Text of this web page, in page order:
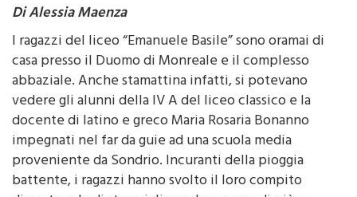
Di Alessia Maenza
I ragazzi del liceo “Emanuele Basile” sono oramai di
casa presso il Duomo di Monreale e il complesso
abbaziale. Anche stamattina infatti, si potevano
vedere gli alunni della IV A del liceo classico e la
docente di latino e greco Maria Rosaria Bonanno
impegnati nel far da guie ad una scuola media
proveniente da Sondrio. Incuranti della pioggia
battente, i ragazzi hanno svolto il loro compito